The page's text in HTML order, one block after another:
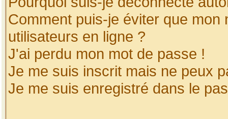
Comment puis-je éviter que
utilisateurs en ligne ?
J'ai perdu mon mot de passe !
Je me suis inscrit mais ne peux
Je me suis enregistré dans le